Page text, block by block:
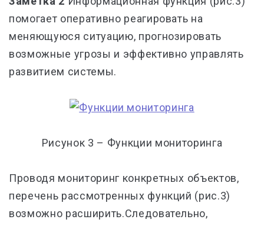
помогает оперативно реагировать на
меняющуюся ситуацию, прогнозировать
возможные угрозы и эффективно управлять
развитием системы.
Рисунок 3 – Функции мониторинга
Проводя мониторинг конкретных объектов,
перечень рассмотренных функций (рис.3)
возможно расширить.Следовательно,